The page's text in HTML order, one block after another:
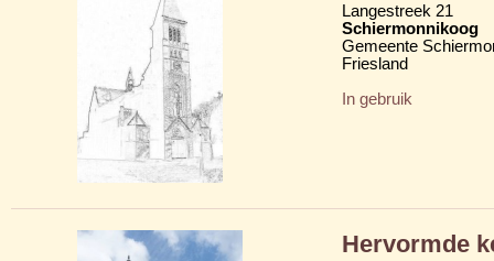
Langestreek 21
Schiermonnikoog
Gemeente
Friesland
In gebruik
Hervormde